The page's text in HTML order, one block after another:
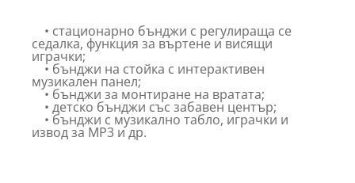
• стационарно бънджи с регулираща се
седалка, функция за въртене и висящи
играчки;
• бънджи на стойка с интерактивен
музикален панел;
• бънджи за монтиране на вратата;
• детско бънджи със забавен център;
• бънджи с музикално табло, играчки и
извод за МР3 и др.